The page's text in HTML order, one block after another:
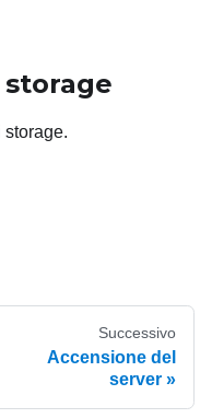
Successivo
Accensione del
server